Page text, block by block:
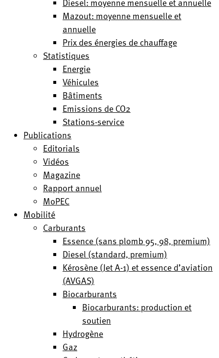
Mazout: moyenne mensuelle et
annuelle
Prix des énergies de chauffage
Statistiques
Energie
Véhicules
Bâtiments
Emissions de CO2
Stations-service
Publications
Editorials
Vidéos
Magazine
Rapport annuel
MoPEC
Mobilité
Carburants
Essence (sans plomb 95, 98, premium)
Diesel (standard, premium)
Kérosène (Jet A-1) et essence d’aviation
(AVGAS)
Biocarburants
Biocarburants: production et
soutien
Hydrogène
Gaz